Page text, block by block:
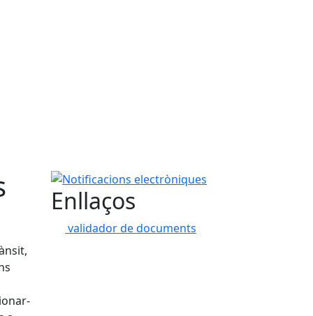
Notificacions electròniques
Enllaços
validador de documents